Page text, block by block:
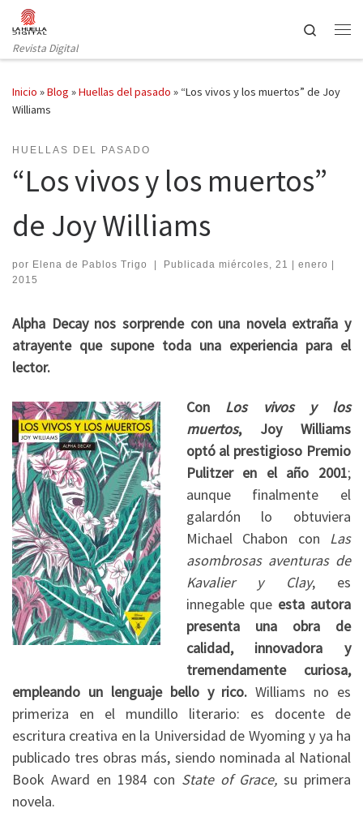
Saltar al contenido
Revista Digital
Search
Inicio »Blog »Huellas del pasado » “Los vivos y los muertos” de Joy
Williams
HUELLAS DEL PASADO
“Los vivos y los muertos”
de Joy Williams
por Elena de Pablos Trigo | Publicada miércoles, 21 | enero |
2015
Alpha Decay nos sorprende con una novela extraña y
atrayente que supone toda una experiencia para el
lector.
Con Los vivos y los
muertos, Joy Williams
optó al prestigioso Premio
Pulitzer en el año 2001;
aunque finalmente el
galardón lo obtuviera
Michael Chabon con Las
asombrosas aventuras de
Kavalier y Clay, es
innegable que esta autora
presenta una obra de
calidad, innovadora y
tremendamente curiosa,
empleando un lenguaje bello y rico. Williams no es
primeriza en el mundillo literario: es docente de
escritura creativa en la Universidad de Wyoming y ya ha
publicado tres obras más, siendo nominada al National
Book Award en 1984 con State of Grace, su primera
novela.